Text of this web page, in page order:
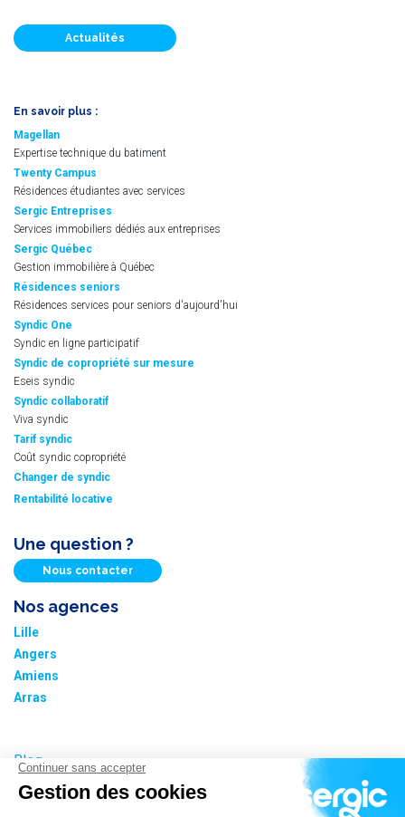
Actualités
En savoir plus :
Magellan
Expertise technique du batiment
Twenty Campus
Résidences étudiantes avec services
Sergic Entreprises
Services immobiliers dédiés aux entreprises
Sergic Québec
Gestion immobilière à Québec
Résidences seniors
Résidences services pour seniors d'aujourd'hui
Syndic One
Syndic en ligne participatif
Syndic de copropriété sur mesure
Eseis syndic
Syndic collaboratif
Viva syndic
Tarif syndic
Coût syndic copropriété
Changer de syndic
Rentabilité locative
Une question ?
Nous contacter
Nos agences
Lille
Angers
Amiens
Arras
Blog
Nos tarifs